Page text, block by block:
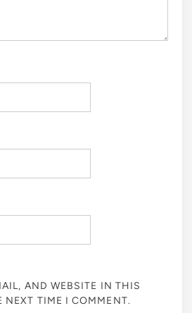
AND WEBSITE IN THIS
NEXT TIME I COMMENT.